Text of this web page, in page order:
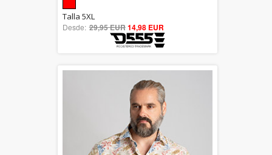
out of 5
Talla 5XL
Desde: 29,95 EUR14,98 EUR